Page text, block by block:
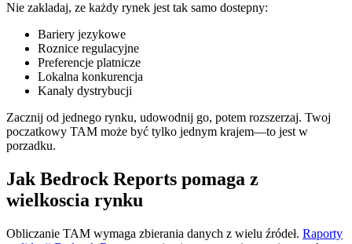
Nie zakladaj, ze każdy rynek jest tak samo dostepny:
Bariery jezykowe
Roznice regulacyjne
Preferencje platnicze
Lokalna konkurencja
Kanaly dystrybucji
Zacznij od jednego rynku, udowodnij go, potem rozszerzaj. Twoj
poczatkowy TAM może być tylko jednym krajem—to jest w
porzadku.
Jak Bedrock Reports pomaga z
wielkoscia rynku
Obliczanie TAM wymaga zbierania danych z wielu źródeł. Raporty